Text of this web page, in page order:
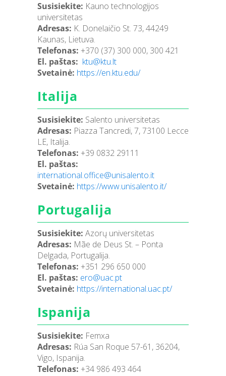
Susisiekite: Kauno technologijos
universitetas
Adresas: K. Donelaičio St. 73, 44249
Kaunas, Lietuva.
Telefonas: +370 (37) 300 000, 300 421
El. paštas: ktu@ktu.lt
Svetainė: https://en.ktu.edu/
Italija
Susisiekite: Salento universitetas
Adresas: Piazza Tancredi, 7, 73100 Lecce
LE, Italija.
Telefonas: +39 0832 29111
El. paštas:
international.office@unisalento.it
Svetainė: https://www.unisalento.it/
Portugalija
Susisiekite: Azorų universitetas
Adresas: Mãe de Deus St. – Ponta
Delgada, Portugalija.
Telefonas: +351 296 650 000
El. paštas: ero@uac.pt
Svetainė: https://international.uac.pt/
Ispanija
Susisiekite: Femxa
Adresas: Rúa San Roque 57-61, 36204,
Vigo, Ispanija.
Telefonas: +34 986 493 464